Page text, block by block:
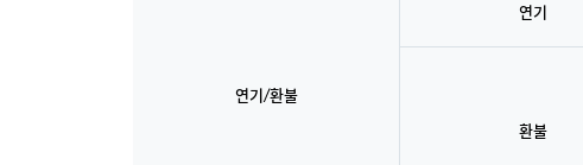
연기/환불
연기
환불